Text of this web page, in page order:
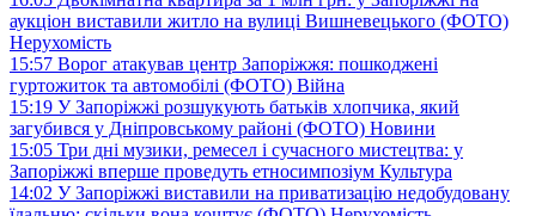
аукціон виставили житло на вулиці Вишневецького (ФОТО)
Нерухомість
15:57 Ворог атакував центр Запоріжжя: пошкоджені
гуртожиток та автомобілі (ФОТО) Війна
15:19 У Запоріжжі розшукують батьків хлопчика, який
загубився у Дніпровському районі (ФОТО) Новини
15:05 Три дні музики, ремесел і сучасного мистецтва: у
Запоріжжі вперше проведуть етносимпозіум Культура
14:02 У Запоріжжі виставили на приватизацію недобудовану